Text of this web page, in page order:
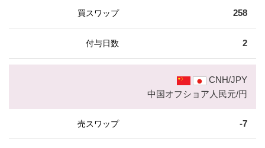
258
2
CNH/JPY
中国オフショア人民元/円
-7